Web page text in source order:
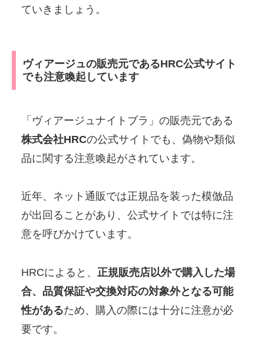
ていきましょう。
ヴィアージュの販売元であるHRC公式サイト
でも注意喚起しています
「ヴィアージュナイトブラ」の販売元である
株式会社HRCの公式サイトでも、偽物や類似
品に関する注意喚起がされています。
近年、ネット通販では正規品を装った模倣品
が出回ることがあり、公式サイトでは特に注
意を呼びかけています。
HRCによると、 正規販売店以外で購入した場
合、品質保証や交換対応の対象外となる可能
性があるため、購入の際には十分に注意が必
要です。